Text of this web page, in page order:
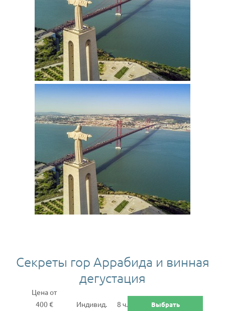
Секреты гор Аррабида и винная
дегустация
Цена от
400 €
Индивид. 8 ч. Выбрать